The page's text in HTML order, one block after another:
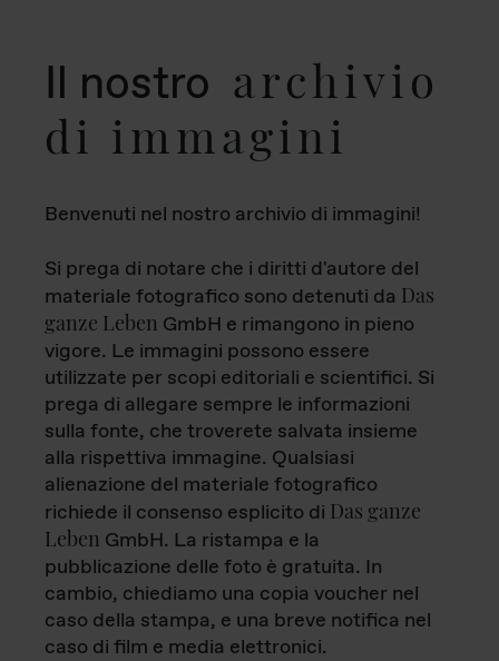
Il nostro archivio
di immagini
Benvenuti nel nostro archivio di immagini!
Si prega di notare che i diritti d'autore del
materiale fotografico sono detenuti da Das
ganze Leben GmbH e rimangono in pieno
vigore. Le immagini possono essere
utilizzate per scopi editoriali e scientifici. Si
prega di allegare sempre le informazioni
sulla fonte, che troverete salvata insieme
alla rispettiva immagine. Qualsiasi
alienazione del materiale fotografico
richiede il consenso esplicito di Das ganze
Leben GmbH. La ristampa e la
pubblicazione delle foto è gratuita. In
cambio, chiediamo una copia voucher nel
caso della stampa, e una breve notifica nel
caso di film e media elettronici.